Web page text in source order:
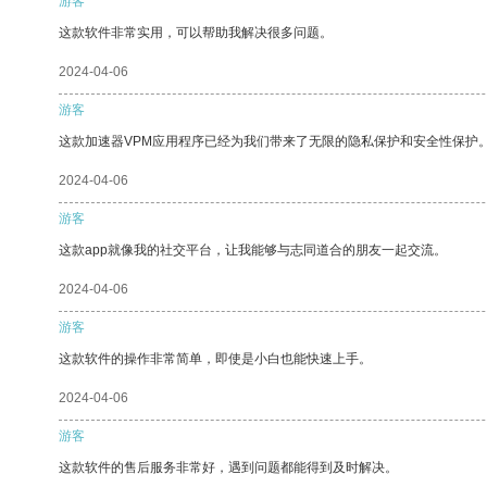
这款软件非常实用，可以帮助我解决很多问题。
2024-04-06
游客
这款加速器VPM应用程序已经为我们带来了无限的隐私保护和安全性保护
2024-04-06
游客
这款app就像我的社交平台，让我能够与志同道合的朋友一起交流。
2024-04-06
游客
这款软件的操作非常简单，即使是小白也能快速上手。
2024-04-06
游客
这款软件的售后服务非常好，遇到问题都能得到及时解决。